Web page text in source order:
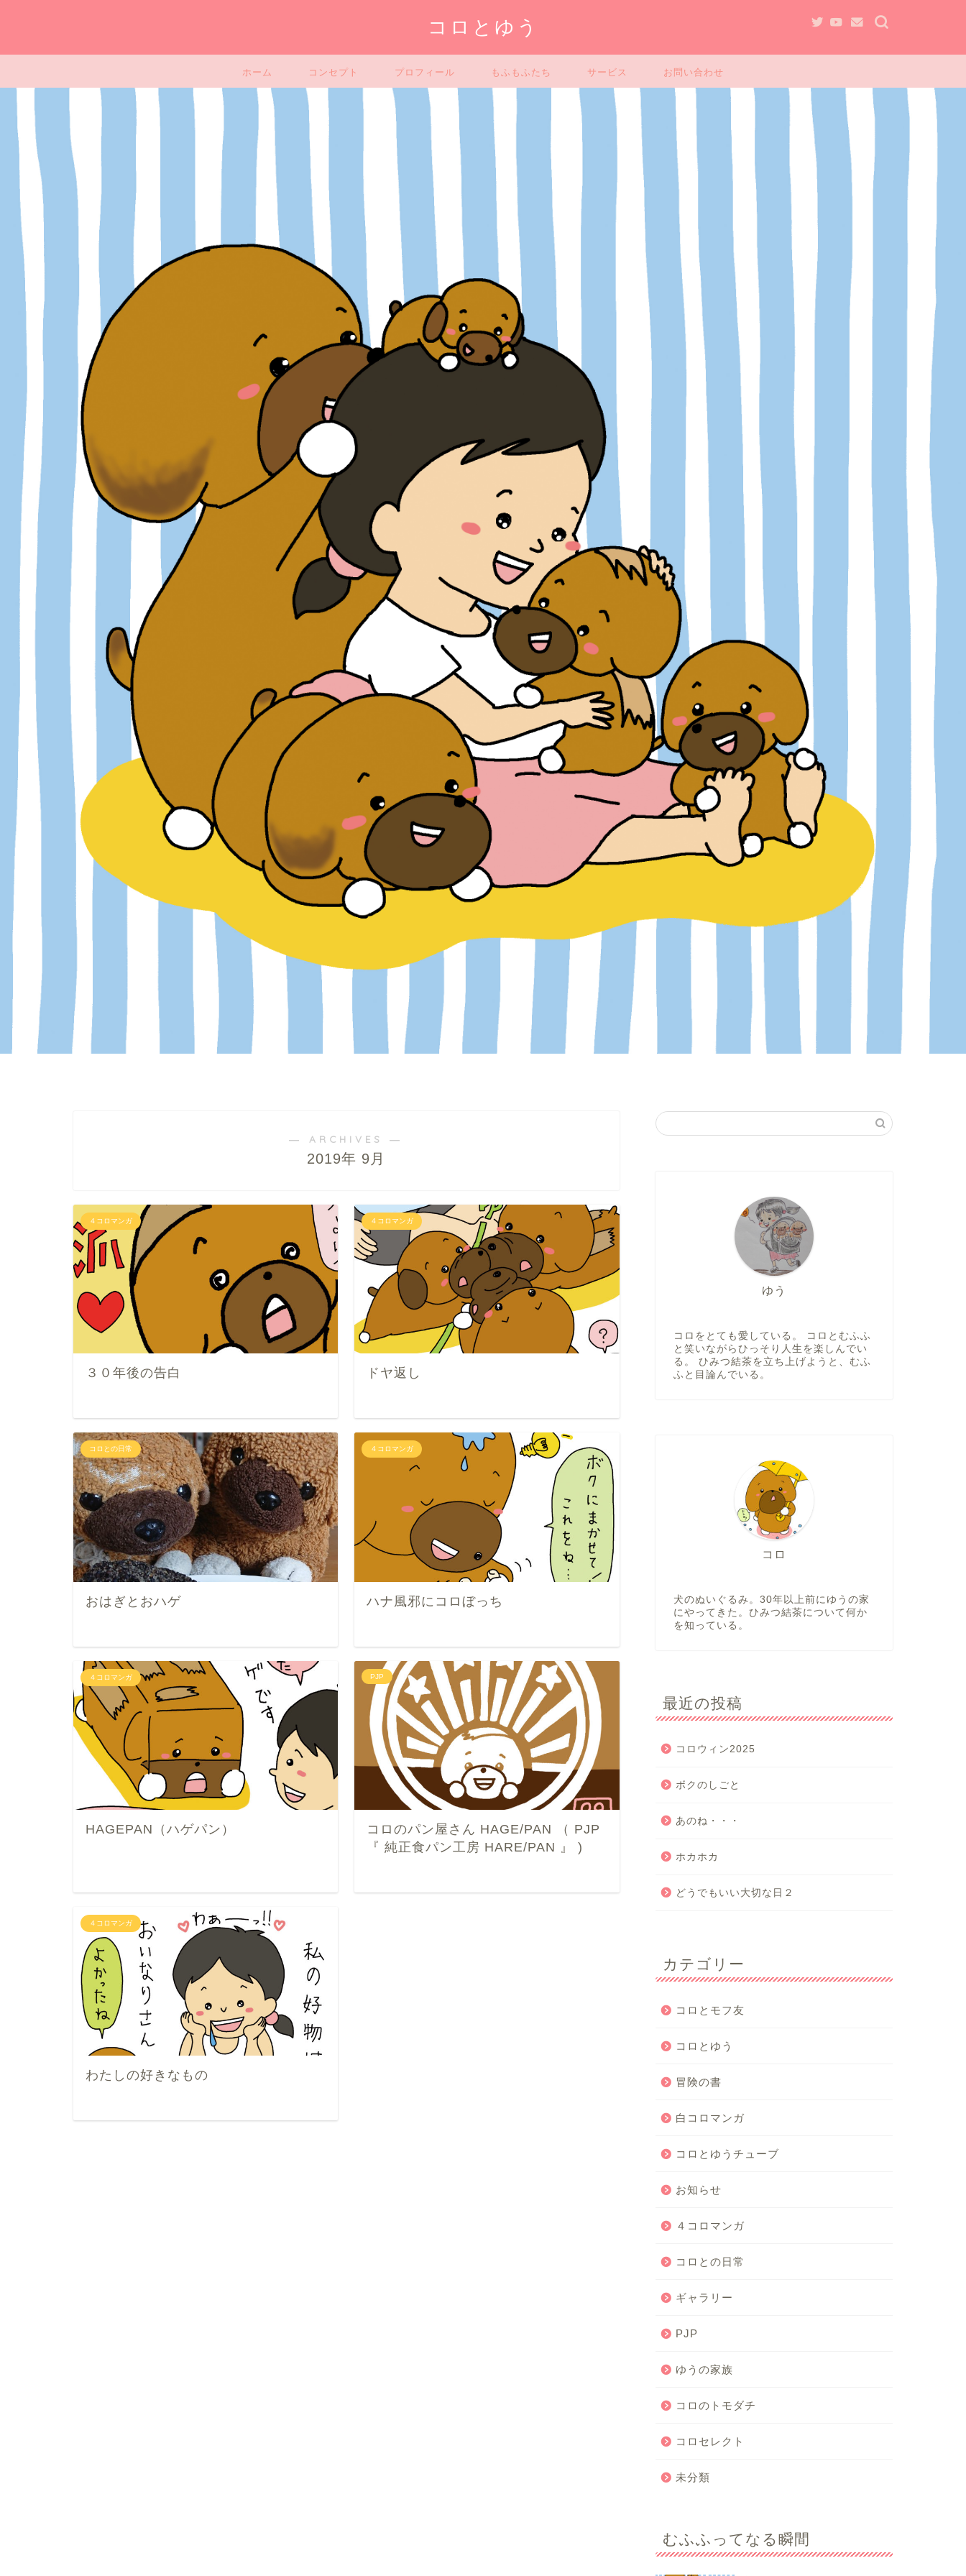
コロとゆう
ホーム コンセプト プロフィール もふもふたち サービス お問い合わせ
― ARCHIVES ―
2019年 9月
４コロマンガ
３０年後の告白
４コロマンガ
ドヤ返し
コロとの日常
おはぎとおハゲ
４コロマンガ
ハナ風邪にコロぼっち
４コロマンガ
HAGEPAN（ハゲパン）
PJP
コロのパン屋さん HAGE/PAN （ PJP
『 純正食パン工房 HARE/PAN 』 )
４コロマンガ
わたしの好きなもの
ゆう
コロをとても愛している。 コロとむふふ
と笑いながらひっそり人生を楽しんでい
る。 ひみつ結茶を立ち上げようと、むふ
ふと目論んでいる。
コロ
犬のぬいぐるみ。30年以上前にゆうの家
にやってきた。ひみつ結茶について何か
を知っている。
最近の投稿
コロウィン2025
ボクのしごと
あのね・・・
ホカホカ
どうでもいい大切な日２
カテゴリー
コロとモフ友
コロとゆう
冒険の書
白コロマンガ
コロとゆうチューブ
お知らせ
４コロマンガ
コロとの日常
ギャラリー
PJP
ゆうの家族
コロのトモダチ
コロセレクト
未分類
むふふってなる瞬間